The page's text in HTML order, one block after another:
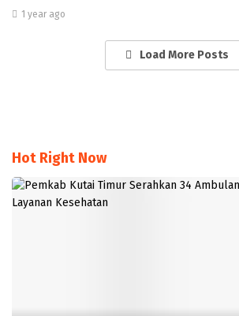
1 year ago
Load More Posts
Hot Right Now